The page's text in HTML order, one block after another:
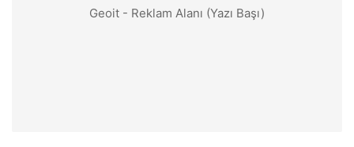
Geoit - Reklam Alanı (Yazı Başı)